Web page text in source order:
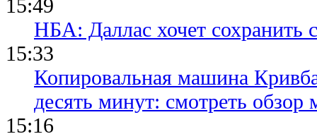
15:49
НБА: Даллас хочет сохранить
15:33
Копировальная машина
десять минут: смотреть обзор
15:16